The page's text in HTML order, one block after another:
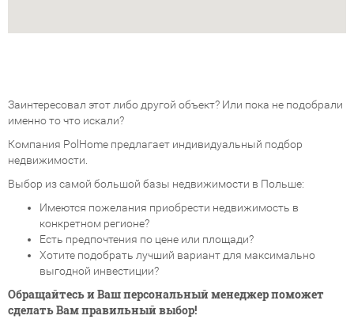
Заинтересовал этот либо другой объект? Или пока не подобрали
именно то что искали?
Компания PolHome предлагает индивидуальный подбор
недвижимости.
Выбор из самой большой базы недвижимости в Польше:
Имеются пожелания приобрести недвижимость в
конкретном регионе?
Есть предпочтения по цене или площади?
Хотите подобрать лучший вариант для максимально
выгодной инвестиции?
Обращайтесь и Ваш персональный менеджер поможет
сделать Вам правильный выбор!